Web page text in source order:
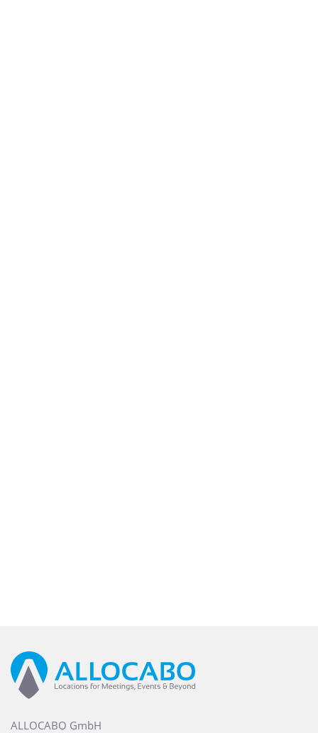
ALLOCABO GmbH